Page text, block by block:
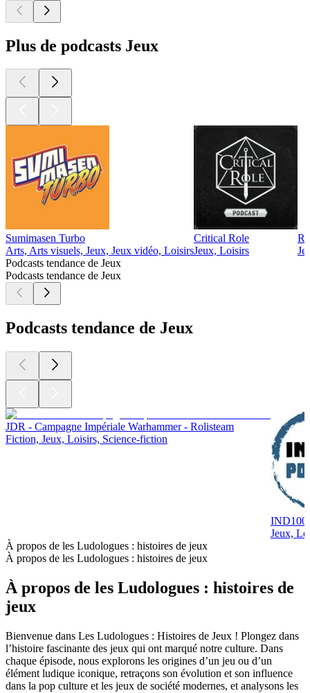
Plus de podcasts Jeux
Sumimasen Turbo
Arts, Arts visuels, Jeux, Jeux vidéo, Loisirs
Critical Role
Jeux, Loisirs
Podcasts tendance de Jeux
Podcasts tendance de Jeux
Podcasts tendance de Jeux
JDR - Campagne Impériale Warhammer - Rolisteam
Fiction, Jeux, Loisirs, Science-fiction
IND100
Jeux,
À propos de les Ludologues : histoires de jeux
À propos de les Ludologues : histoires de jeux
À propos de les Ludologues : histoires de
jeux
Bienvenue dans Les Ludologues : Histoires de Jeux ! Plongez dans
l’histoire fascinante des jeux qui ont marqué notre culture. Dans
chaque épisode, nous explorons les origines d’un jeu ou d’un
élément ludique iconique, retraçons son évolution et son influence
dans la pop culture et les jeux de société modernes, et analysons les